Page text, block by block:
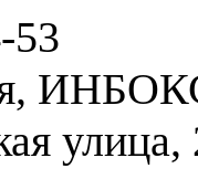
53
улица,